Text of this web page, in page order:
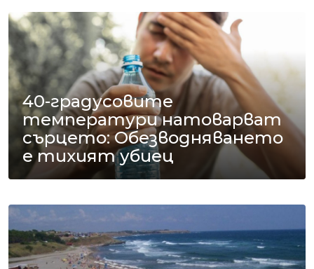
40-градусовите
температури натоварват
сърцето: Обезводняването
е тихият убиец